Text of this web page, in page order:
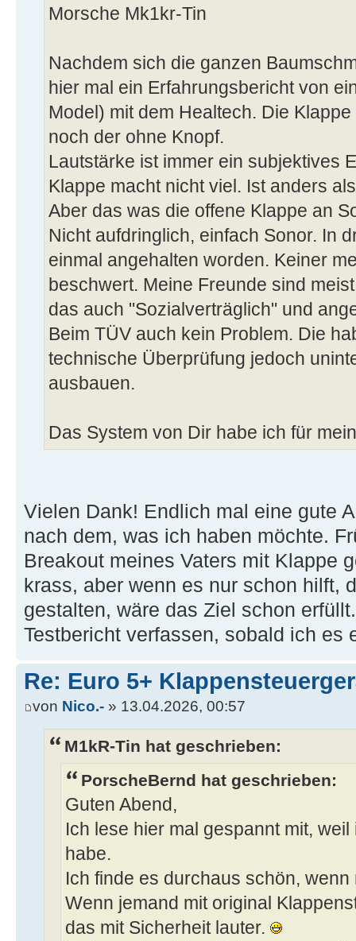
Morsche Mk1kr-Tin
Nachdem sich die ganzen
hier mal ein Erfahrungsbericht von
Model) mit dem Healtech. Die
noch der ohne Knopf.
Lautstärke ist immer ein subjektives
Klappe macht nicht viel. Ist anders
Aber das was die offene Klappe an
Nicht aufdringlich, einfach Sonor. In
einmal angehalten worden. Keiner
beschwert. Meine Freunde sind
das auch "Sozialverträglich" und
Beim TÜV auch kein Problem. Die
technische Überprüfung jedoch
ausbauen.
Das System von Dir habe ich für
Vielen Dank! Endlich mal eine gute
nach dem, was ich haben möchte.
Breakout meines Vaters mit Klappe
krass, aber wenn es nur schon hilft,
gestalten, wäre das Ziel schon
Testbericht verfassen, sobald ich es
Re: Euro 5+
von Nico.- » 13.04.2026, 00:57
M1kR-Tin hat geschrieben:
PorscheBernd hat geschrieben:
Guten Abend,
Ich lese hier mal gespannt mit,
habe.
Ich finde es durchaus schön,
Wenn jemand mit original
das mit Sicherheit lauter.